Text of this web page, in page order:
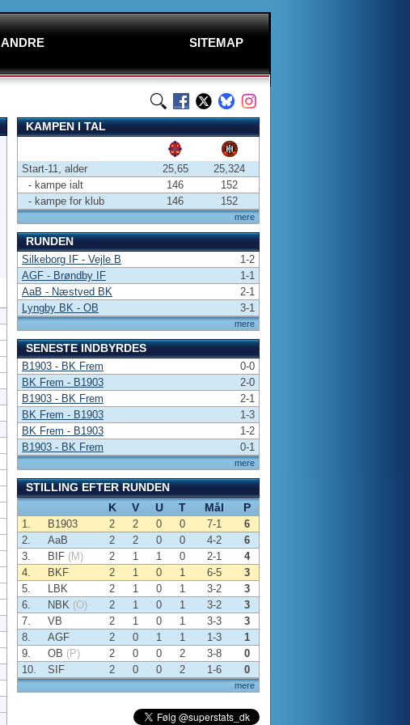
ANDRE SITEMAP
KAMPEN I TAL
mere
Start-11, alder 25,65
25,324
- kampe ialt
146
152
- kampe for klub
146 152
RUNDEN
mere
Silkeborg IF - Vejle B
1-2
AGF - Brøndby IF
1-1
AaB - Næstved BK
2-1
Lyngby BK - OB
3-1
SENESTE INDBYRDES
mere
B1903 - BK Frem
0-0
BK Frem - B1903
2-0
B1903 - BK Frem
2-1
BK Frem - B1903
1-3
BK Frem - B1903
1-2
B1903 - BK Frem
0-1
STILLING EFTER RUNDEN
K
V U T Mål P
mere
1. B1903 2 2 0 0 7-1
6
2.
AaB 2 2 0 0 4-2
6
3.
BIF (M) 2 1 1 0 2-1
4
4.
BKF 2 1 0 1 6-5
3
5.
LBK 2 1 0 1 3-2
3
6.
NBK (O) 2 1 0 1 3-2
3
7.
VB 2 1 0 1 3-3
3
8.
AGF 2 0 1 1 1-3
1
9.
OB (P) 2 0 0 2 3-8
0
10.
SIF 2 0 0 2 1-6 0